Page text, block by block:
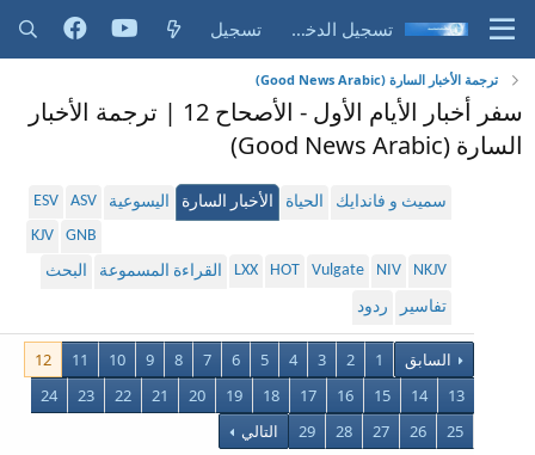
تسجيل الدخول تسجيل
ترجمة الأخبار السارة (Good News Arabic)
سفر أخبار الأيام الأول - الأصحاح 12 | ترجمة الأخبار
السارة (Good News Arabic)
سميث و فاندايك الحياة الأخبار السارة اليسوعية ASV
ESV
GNB
KJV
NKJV
NIV
Vulgate
HOT
LXX القراءة المسموعة
البحث
تفاسير
ردود
السابق 1
2
3
4
5
6
7
8
9
10
11
12
13
14
15
16
17
18
19
20
21
22
23
24
25
26
27
28
29 التالي